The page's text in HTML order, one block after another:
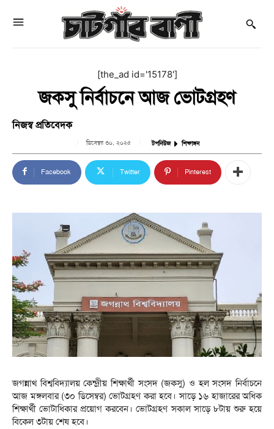
[the_ad id='15178']
জকসু নির্বাচনে আজ ভোটগ্রহণ
নিজস্ব প্রতিবেদক
ডিসেম্বর ৩০, ২০২৫ টপনিউজ শিক্ষাঙ্গন
Facebook Twitter Pinterest
জগন্নাথ বিশ্ববিদ্যালয় কেন্দ্রীয় শিক্ষার্থী সংসদ (জকসু) ও হল সংসদ নির্বাচনে
আজ মঙ্গলবার (৩০ ডিসেম্বর) ভোটগ্রহণ করা হবে। সাড়ে ১৬ হাজারের অধিক
শিক্ষার্থী ভোটাধিকার প্রয়োগ করবেন। ভোটগ্রহণ সকাল সাড়ে ৮টায় শুরু হয়ে
বিকেল ৩টায় শেষ হবে।